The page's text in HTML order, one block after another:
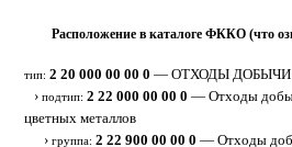
Расположение в каталоге ФККО (что
тип: 2 20 000 00 00 0 — ОТХОДЫ
› подтип: 2 22 000 00 00 0 — Отходы
цветных металлов
› группа: 2 22 900 00 00 0 — Отходы